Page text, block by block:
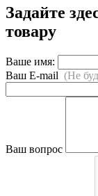
Задайте
товару
Ваше имя:
Ваш E-mail (Не
Ваш вопрос